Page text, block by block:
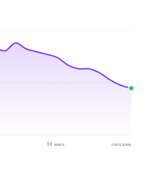
30 июл сегодня